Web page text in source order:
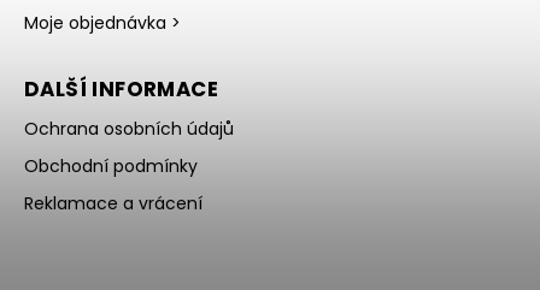
Moje objednávka >
DALŠÍ INFORMACE
Ochrana osobních údajů
Obchodní podmínky
Reklamace a vrácení